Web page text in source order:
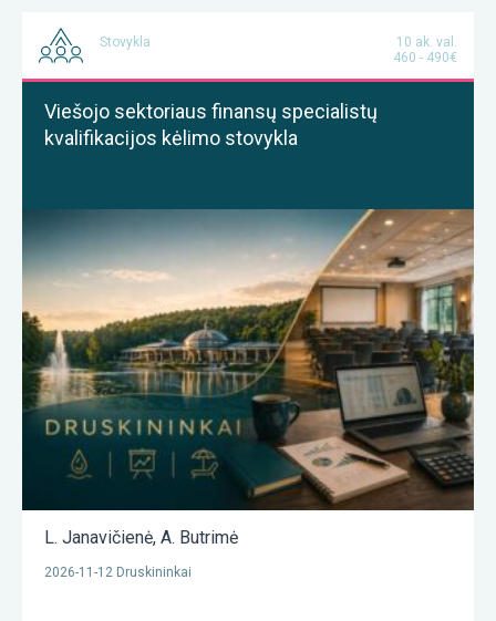
Stovykla
10 ak. val.
460 - 490€
Viešojo sektoriaus finansų specialistų
kvalifikacijos kėlimo stovykla
L. Janavičienė, A. Butrimė
2026-11-12 Druskininkai